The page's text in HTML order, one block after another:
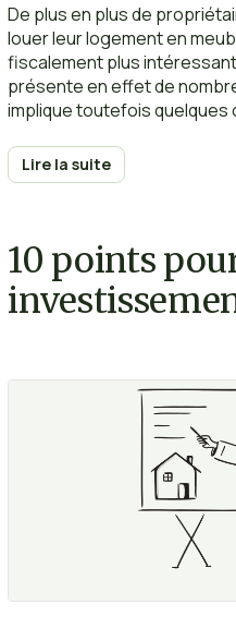
De plus en plus de
louer leur logement en
fiscalement plus
présente en effet de
implique toutefois
inconvénients de la location
Lire la suite
10 points